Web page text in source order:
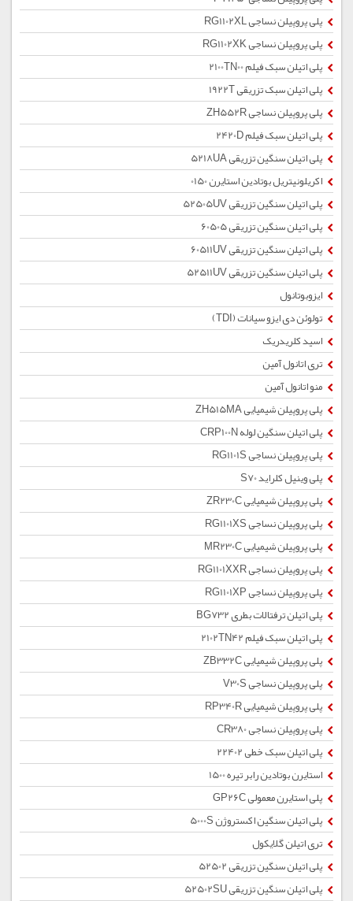
پلی پروپیلن نساجی RG1102XL
پلی پروپیلن نساجی RG1102XK
پلی اتیلن سبک فیلم 2100TN00
پلی اتیلن سبک تزریقی 1922T
پلی پروپیلن نساجی ZH552R
پلی اتیلن سبک فیلم 2420D
پلی اتیلن سنگین تزریقی 5218UA
اکریلونیتریل بوتادین استایرن 0150
پلی اتیلن سنگین تزریقی 52505UV
پلی اتیلن سنگین تزریقی 60505
پلی اتیلن سنگین تزریقی 60511UV
پلی اتیلن سنگین تزریقی 52511UV
ایزوبوتانول
تولوئن دی ایزو سیانات (TDI)
اسید کلریدریک
تری اتانول آمین
منو اتانول آمین
پلی پروپیلن شیمیایی ZH515MA
پلی اتیلن سنگین لوله CRP100N
پلی پروپیلن نساجی RG1101S
پلی وینیل کلراید S70
پلی پروپیلن شیمیایی ZR230C
پلی پروپیلن نساجی RG1101XS
پلی پروپیلن شیمیایی MR230C
پلی پروپیلن نساجی RG1101XXR
پلی پروپیلن نساجی RG1101XP
پلی اتیلن ترفتالات بطری BG732
پلی اتیلن سبک فیلم 2102TN42
پلی پروپیلن شیمیایی ZB332C
پلی پروپیلن نساجی V30S
پلی پروپیلن شیمیایی RP340R
پلی پروپیلن نساجی CR380
پلی اتیلن سبک خطی 22402
استایرن بوتادین رابر تیره 1500
پلی استایرن معمولی GP26C
پلی اتیلن سنگین اکستروژن 5000S
تری اتیلن گلایکول
پلی اتیلن سنگین تزریقی 52502
پلی اتیلن سنگین تزریقی 52502SU